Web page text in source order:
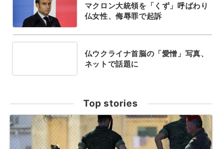
マクロン大統領を「くず」呼ばわり
仏女性、侮辱罪で起訴
仏ウクライナ首脳の「愛憎」写真、
ネットで話題に
Top stories